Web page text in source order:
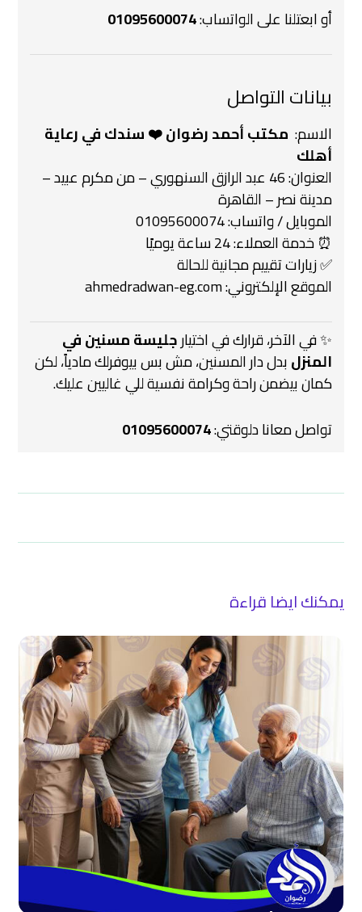
أو ابعتلنا على الواتساب:01095600074
بيانات التواصل
الاسم: ‍ مكتب أحمد رضوان ❤️‍ سندك في رعاية
أهلك
العنوان: 46 عبد الرازق السنهوري – من مكرم عبيد –
مدينة نصر – القاهرة
الموبايل / واتساب: 01095600074
⏰ خدمة العملاء: 24 ساعة يوميًا
✅ زيارات تقييم مجانية للحالة
الموقع الإلكتروني:ahmedradwan-eg.com
✨ في الآخر، قرارك في اختيارجليسة مسنين في
المنزلبدل دار المسنين، مش بس بيوفرلك مادياً، لكن
كمان بيضمن راحة وكرامة نفسية للي غاليين عليك.
تواصل معانا دلوقتي:01095600074
يمكنك ايضا قراءة